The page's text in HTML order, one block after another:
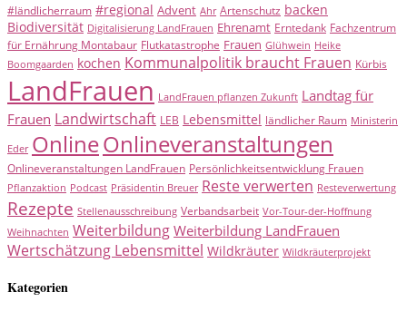
#ländlicherraum #regional Advent Ahr Artenschutz backen
Biodiversität Digitalisierung LandFrauen Ehrenamt Erntedank Fachzentrum
für Ernährung Montabaur Flutkatastrophe Frauen Glühwein Heike
Boomgaarden kochen Kommunalpolitik braucht Frauen Kürbis
LandFrauen LandFrauen pflanzen Zukunft Landtag für
Frauen Landwirtschaft LEB Lebensmittel ländlicher Raum Ministerin
Eder OnlineOnlineveranstaltungen
Onlineveranstaltungen LandFrauen Persönlichkeitsentwicklung Frauen
Pflanzaktion Podcast Präsidentin Breuer Reste verwerten Resteverwertung
Rezepte Stellenausschreibung Verbandsarbeit Vor-Tour-der-Hoffnung
Weihnachten Weiterbildung Weiterbildung LandFrauen
Wertschätzung Lebensmittel Wildkräuter Wildkräuterprojekt
Kategorien